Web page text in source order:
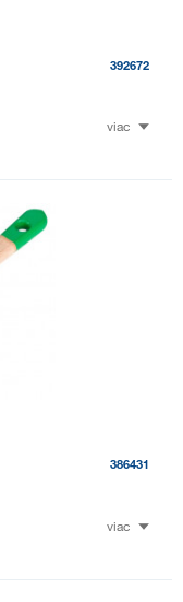
392672
viac
386431
viac